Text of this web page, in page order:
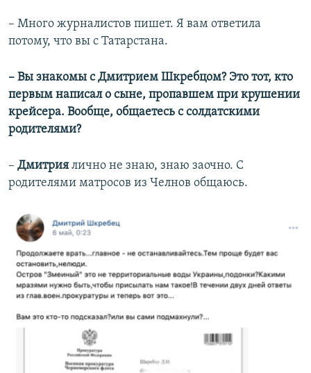
– Много журналистов пишет. Я вам ответила
потому, что вы с Татарстана.
– Вы знакомы с Дмитрием Шкребцом? Это тот, кто
первым написал о сыне, пропавшем при крушении
крейсера. Вообще, общаетесь с солдатскими
родителями?
– Дмитрия лично не знаю, знаю заочно. С
родителями матросов из Челнов общаюсь.